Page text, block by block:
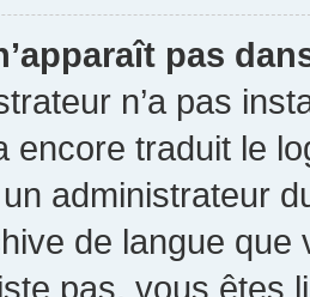
pas
n’a pas
encore traduit le
administrateur
de langue
pas, vous êtes